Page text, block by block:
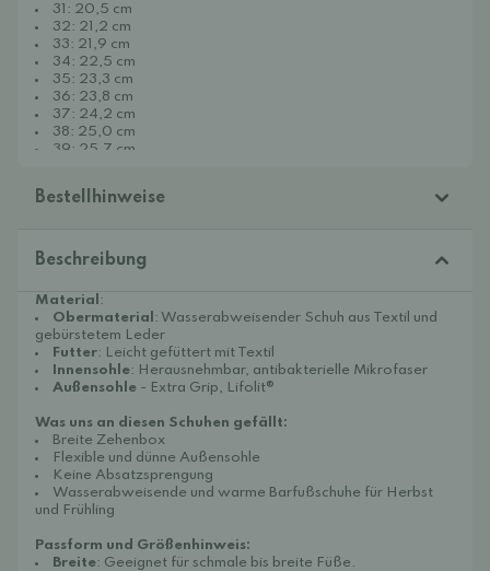
31: 20,5 cm
32: 21,2 cm
33: 21,9 cm
34: 22,5 cm
35: 23,3 cm
36: 23,8 cm
37: 24,2 cm
38: 25,0 cm
39: 25,7 cm
Bestellhinweise
Beschreibung
Material :
Obermaterial : Wasserabweisender Schuh aus Textil und
gebürstetem Leder
Futter: Leicht gefüttert mit Textil
Innensohle: Herausnehmbar, antibakterielle Mikrofaser
Außensohle - Extra Grip, Lifolit®
Was uns an diesen Schuhen gefällt:
Breite Zehenbox
Flexible und dünne Außensohle
Keine Absatzsprengung
Wasserabweisende und warme Barfußschuhe für Herbst
und Frühling
Passform und Größenhinweis:
Breite: Geeignet für schmale bis breite Füße.